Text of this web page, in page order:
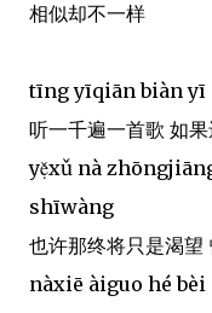
相似却不一样
tīng yīqiān biàn yī
听一千遍一首歌 如
yẹ̌xǔ nà
shīwàng
也许那终将只是渴望
nàxiē àiguo hé